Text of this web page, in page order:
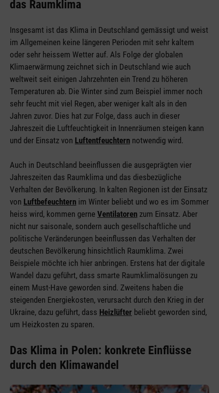
das Raumklima
Insgesamt ist das Klima in Deutschland gemässigt und weist
im Allgemeinen keine längeren Perioden mit sehr kaltem
oder sehr heissem Wetter auf. Als Folge der globalen
Klimaerwärmung zeichnet sich in Deutschland wie auch
weltweit seit einigen Jahrzehnten ein Trend zu höheren
Temperaturen ab. Die Winter sind zum Beispiel immer noch
sehr feucht mit viel Regen, aber weniger kalt als in den
Jahren zuvor. Dies hat zur Folge, dass auch in dieser
Jahreszeit die Luftfeuchtigkeit in Innenräumen steigen kann
und der Einsatz von Luftentfeuchtern notwendig wird.
Auch in Deutschland beeinflussen die ausgeprägten vier
Jahreszeiten das Raumklima und das diesbezügliche
Verhalten der Bevölkerung. In kalten Regionen ist der Einsatz
von Luftbefeuchtern im Winter beliebt und wo es im Sommer
heiss wird, kommen gerne Ventilatoren zum Einsatz. Aber
nicht nur saisonale, sondern auch gesellschaftliche und
politische Veränderungen beeinflussen das Verhalten der
deutschen Bevölkerung hinsichtlich Raumklima. Zwei
Beispiele möchte ich hier anbringen. Erstens hat der digitale
Wandel dazu geführt, dass smarte Raumklimalösungen zu
einem Must-Have geworden sind. Zweitens haben die
steigenden Energiekosten, verursacht durch den Krieg in der
Ukraine, dazu geführt, dass Heizlüfter beliebt geworden sind,
um Heizkosten zu sparen.
Das Klima in Polen: konkrete Einflüsse
durch den Klimawandel